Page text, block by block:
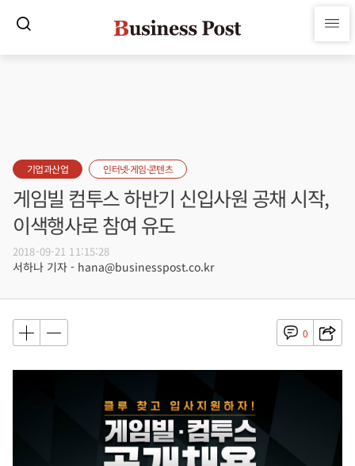
기업과산업 인터넷·게임·콘텐츠
게임빌 컴투스 하반기 신입사원 공채 시작,
이색행사로 참여 유도
2018-09-21 11:15:28
서하나 기자 - hana@businesspost.co.kr
0